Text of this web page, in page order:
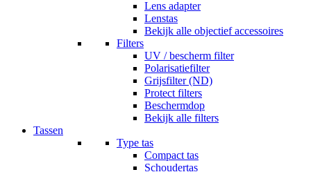
Lens adapter
Lenstas
Bekijk alle objectief accessoires
Filters
UV / bescherm filter
Polarisatiefilter
Grijsfilter (ND)
Protect filters
Beschermdop
Bekijk alle filters
Tassen
Type tas
Compact tas
Schoudertas